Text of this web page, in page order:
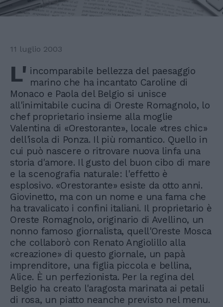
11 luglio 2003
L' incomparabile bellezza del paesaggio
marino che ha incantato Caroline di
Monaco e Paola del Belgio si unisce
all'inimitabile cucina di Oreste Romagnolo, lo
chef proprietario insieme alla moglie
Valentina di «Orestorante», locale «tres chic»
dell'isola di Ponza. Il più romantico. Quello in
cui può nascere o ritrovare nuova linfa una
storia d'amore. Il gusto del buon cibo di mare
e la scenografia naturale: l'effetto è
esplosivo. «Orestorante» esiste da otto anni.
Giovinetto, ma con un nome e una fama che
ha travalicato i confini italiani. Il proprietario è
Oreste Romagnolo, originario di Avellino, un
nonno famoso giornalista, quell'Oreste Mosca
che collaborò con Renato Angiolillo alla
«creazione» di questo giornale, un papà
imprenditore, una figlia piccola e bellina,
Alice. È un perfezionista. Per la regina del
Belgio ha creato l'aragosta marinata ai petali
di rosa, un piatto neanche previsto nel menu.